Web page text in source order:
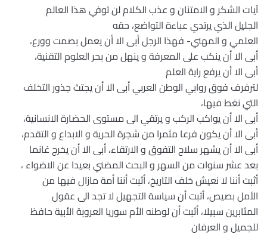
آيات الشكر و الامتنان و عذب الكلام لن توفي هذا العالم
الجليل الذي يرتدي عباءة التواضع، حقه
العلمي و المهني- فهذا الرجل أبى الا أن يعمل بصمت وورع،
أبى الا أن ينكب على المعرفة و ينهل من بحر العلوم التقنية،
أبى الا أن يرفع راية العلم
لترفرف فوق روابي الوطن العربي أبى الا أن يجتث جذور التخلف
التي نغط فيها،
أبى الا أن يواكب الركب و يرتقي الى مستوى الحضارة الانسانية،
أبى الا أن يكون فرعا مثمرا من شجرة الحرية و الابداع و التقدم،
أبى الا أن يشهر سلاح التفوق و الارتقاء، أبى الا أن يخرج غانما
بعد عشر سنوات من السهر و البحث المضني بعيدا عن الاضواء ،
أثبت أننا لا نعيش خلف التاريخ، أثبت أننا أمة مازال فيها من
الأمل بصيص، أثبت أن سياسة التجهيل لا تجد الى عقول
المثابرين سبيلا، أثبت أن لوطنه الأم سوريا العروبة الأبية حافظ
للجميل و العرفان